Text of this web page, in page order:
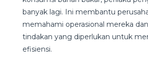
banyak lagi. Ini membantu
memahami operasional mereka
tindakan yang diperlukan untuk
efisiensi.